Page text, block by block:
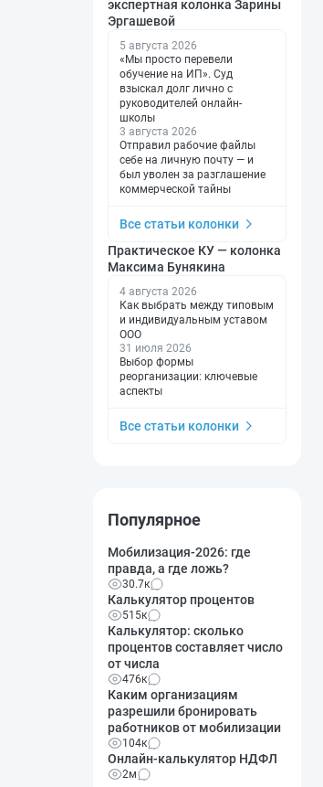
экспертная колонка Зарины
Эргашевой
5 августа 2026
«Мы просто перевели
обучение на ИП». Суд
взыскал долг лично с
руководителей онлайн-
школы
3 августа 2026
Отправил рабочие файлы
себе на личную почту — и
был уволен за разглашение
коммерческой тайны
Все статьи колонки
Практическое КУ — колонка
Максима Бунякина
4 августа 2026
Как выбрать между типовым
и индивидуальным уставом
ООО
31 июля 2026
Выбор формы
реорганизации: ключевые
аспекты
Все статьи колонки
Популярное
Мобилизация-2026: где
правда, а где ложь?
30.7к
Калькулятор процентов
515к
Калькулятор: сколько
процентов составляет число
от числа
476к
Каким организациям
разрешили бронировать
работников от мобилизации
104к
Онлайн-калькулятор НДФЛ
2м